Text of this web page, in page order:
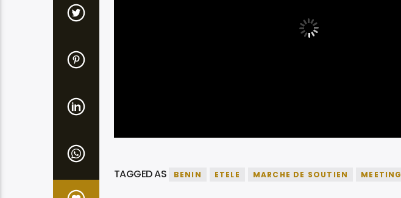
TAGGED AS BENIN ETELE MARCHE DE SOUTIEN MEETING